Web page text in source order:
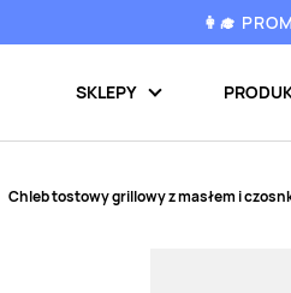
👩‍🎓
SKLEPY
Chleb tostowy grillowy z masłem i